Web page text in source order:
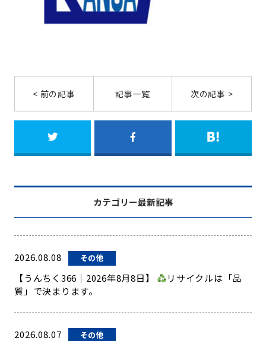
< 前の記事 記事一覧 次の記事 >
カテゴリー最新記事
2026.08.08 その他
【うんちく366｜2026年8月8日】
リサイクルは「品
質」で決まります。
2026.08.07 その他